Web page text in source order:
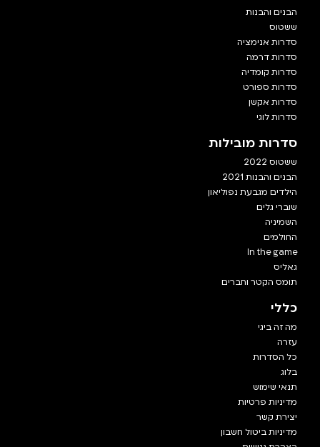
הבנים והבנות
ששטוס
סדרות אנימציה
סדרות דרמה
סדרות קומדיה
סדרות ספורט
סדרות אקשן
סדרות לוגי
סדרות מובילות
ששטוס 2022
הבנים והבנות 2021
הילדים מגבעת נפוליאון
שוברי גלים
השמיניה
החולמים
In the game
גאליס
תומס הקטר וחברים
כללי
מה זה ביגי
עזרה
כל הסדרות
בלוג
תנאי שימוש
מדיניות פרטיות
יצירת קשר
מדיניות ביטול חשבון